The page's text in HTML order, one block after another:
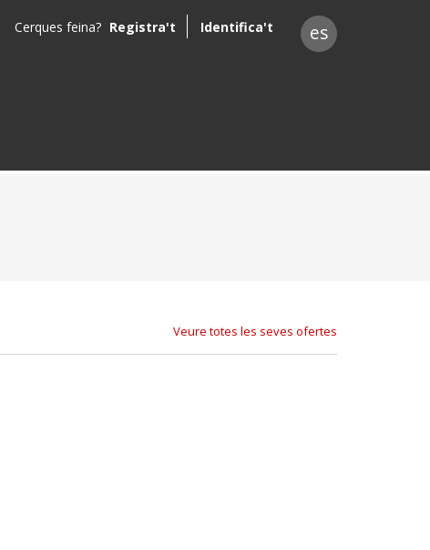
Cerques feina? Registra't Identifica't es
Veure totes les seves ofertes